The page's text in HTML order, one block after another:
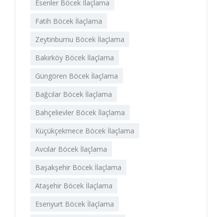
Esenler Böcek İlaçlama
Fatih Böcek İlaçlama
Zeytinburnu Böcek İlaçlama
Bakırköy Böcek İlaçlama
Güngören Böcek İlaçlama
Bağcılar Böcek İlaçlama
Bahçelievler Böcek İlaçlama
Küçükçekmece Böcek İlaçlama
Avcılar Böcek İlaçlama
Başakşehir Böcek İlaçlama
Ataşehir Böcek İlaçlama
Esenyurt Böcek İlaçlama